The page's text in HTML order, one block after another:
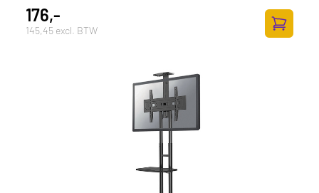
176,-
145,45 excl. BTW